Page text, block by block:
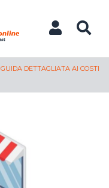
GUIDA DETTAGLIATA AI COSTI